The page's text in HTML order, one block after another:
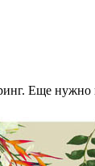
Еще нужно